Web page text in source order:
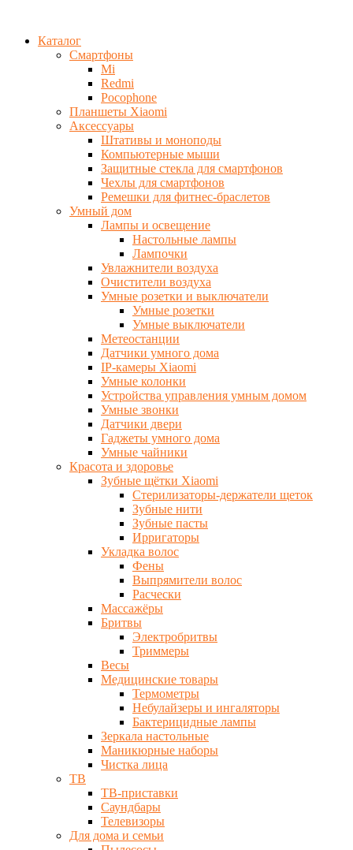
Каталог
Смартфоны
Mi
Redmi
Pocophone
Планшеты Xiaomi
Аксессуары
Штативы и моноподы
Компьютерные мыши
Защитные стекла для смартфонов
Чехлы для смартфонов
Ремешки для фитнес-браслетов
Умный дом
Лампы и освещение
Настольные лампы
Лампочки
Увлажнители воздуха
Очистители воздуха
Умные розетки и выключатели
Умные розетки
Умные выключатели
Метеостанции
Датчики умного дома
IP-камеры Xiaomi
Умные колонки
Устройства управления умным домом
Умные звонки
Датчики двери
Гаджеты умного дома
Умные чайники
Красота и здоровье
Зубные щётки Xiaomi
Стерилизаторы-держатели щеток
Зубные нити
Зубные пасты
Ирригаторы
Укладка волос
Фены
Выпрямители волос
Расчески
Массажёры
Бритвы
Электробритвы
Триммеры
Весы
Медицинские товары
Термометры
Небулайзеры и ингаляторы
Бактерицидные лампы
Зеркала настольные
Маникюрные наборы
Чистка лица
ТВ
ТВ-приставки
Саундбары
Телевизоры
Для дома и семьи